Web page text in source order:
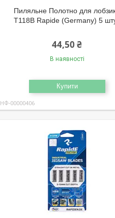
Пиляльне Полотно для
T118B Rapide (Germany) 5
44,50 ₴
В наявності
Купити
НФ-00000406